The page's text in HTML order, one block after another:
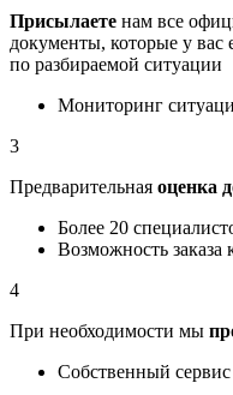
Присылаете нам все
документы, которые у вас
по разбираемой ситуации
Мониторинг
3
Предварительная оценка
Более 20
Возможность заказа
4
При необходимости мы
Собственный сервис